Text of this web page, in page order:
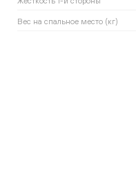
Вес на спальное место (кг)